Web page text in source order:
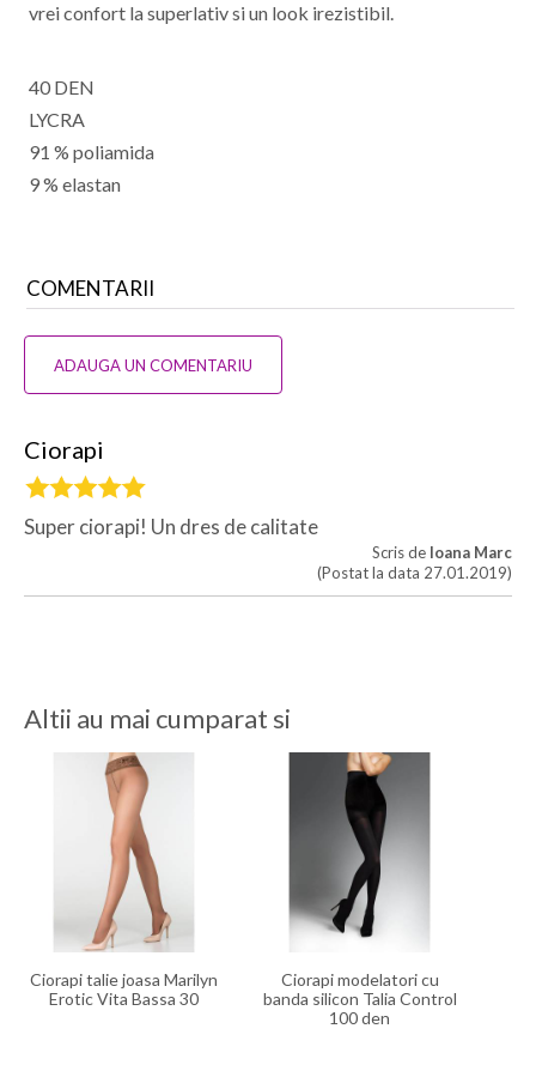
vrei confort la superlativ si un look irezistibil.
40 DEN
LYCRA
91 % poliamida
9 % elastan
COMENTARII
ADAUGA UN COMENTARIU
Ciorapi
Super ciorapi! Un dres de calitate
Scris de Ioana Marc
(Postat la data 27.01.2019)
Altii au mai cumparat si
Ciorapi talie joasa Marilyn
Erotic Vita Bassa 30
Ciorapi modelatori cu
banda silicon Talia Control
100 den